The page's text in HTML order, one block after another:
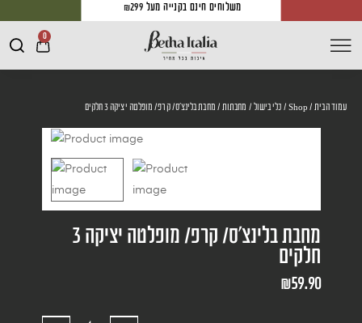
משלוחים חינם בקנייה מעל ₪299
0
עמוד הבית/
Shop
/ כלי בישול / מחבתות / מחבת בלינצ'ס/ קרפ/ מופלטה יציקה 3 חלקים
מחבת בלינצ'ס/ קרפ/ מופלטה יציקה 3
חלקים
₪59.90